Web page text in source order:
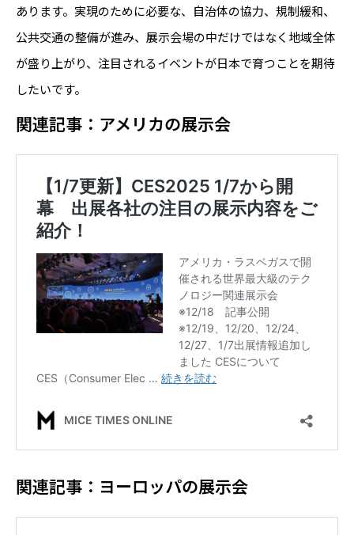
あります。実現のために必要な、自治体の協力、規制緩和、
公共交通の整備が進み、展示会場の中だけではなく地域全体
が盛り上がり、注目されるイベントが日本で育つことを期待
したいです。
関連記事：アメリカの展示会
関連記事：ヨーロッパの展示会